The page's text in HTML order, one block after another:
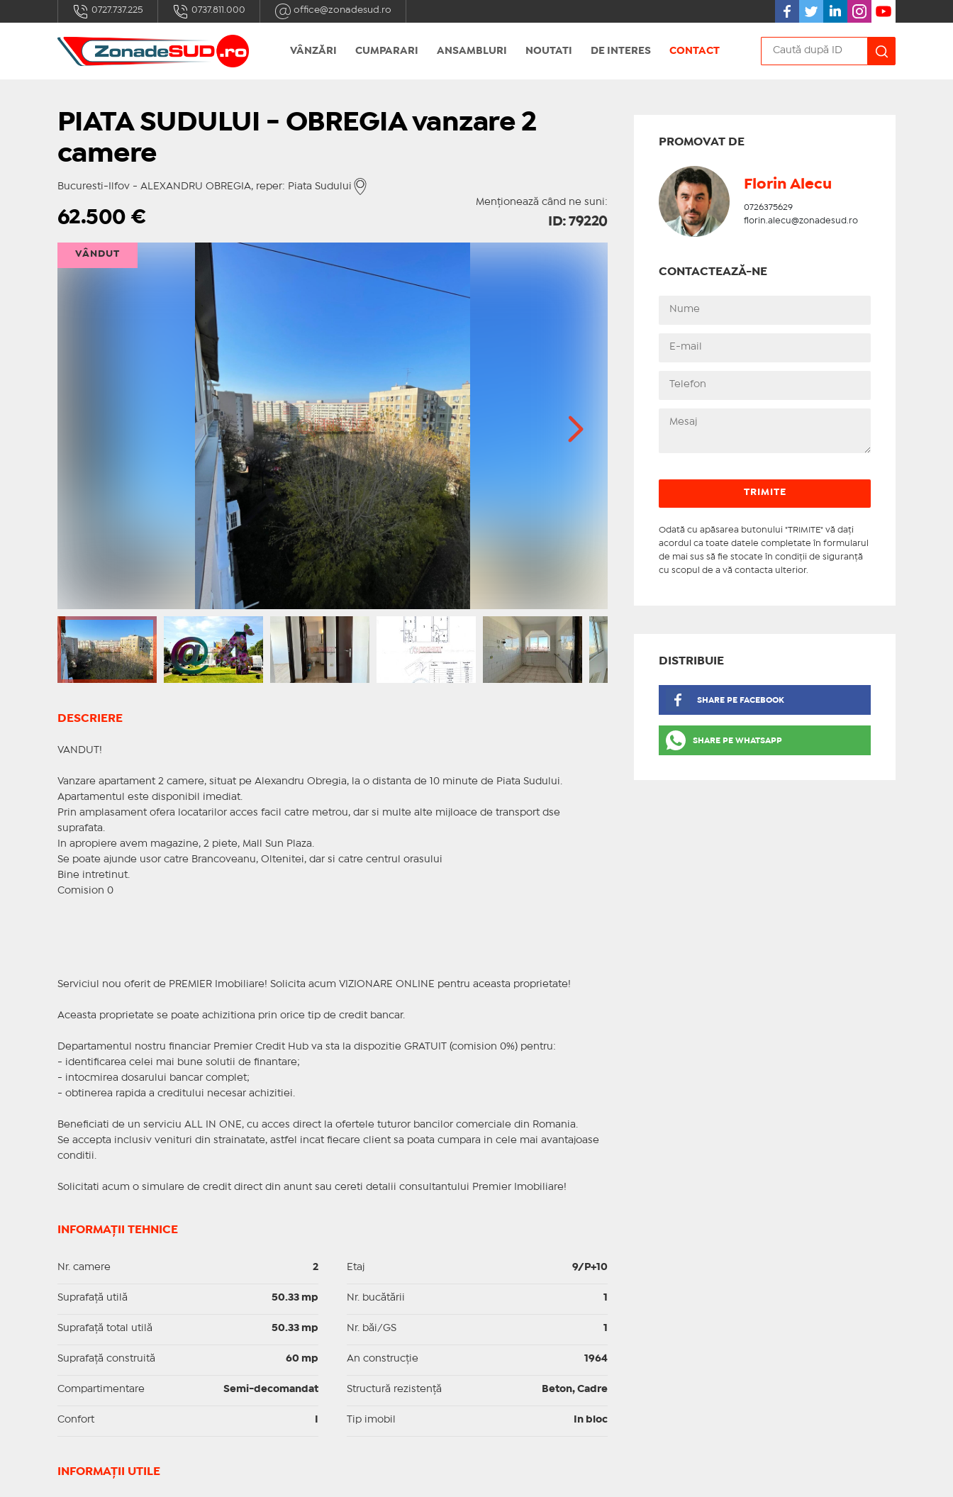
0727.737.225 0737.811.000 office@zonadesud.ro
VÂNZĂRI CUMPARARI ANSAMBLURI NOUTATI DE INTERES CONTACT
PIATA SUDULUI - OBREGIA vanzare 2
camere
Bucuresti-Ilfov - ALEXANDRU OBREGIA, reper: Piata Sudului
Menționează când ne suni:
62.500€ ID: 79220
VÂNDUT
DESCRIERE
VANDUT!
Vanzare apartament 2 camere, situat pe Alexandru Obregia, la o distanta de 10 minute de Piata Sudului.
Apartamentul este disponibil imediat.
Prin amplasament ofera locatarilor acces facil catre metrou, dar si multe alte mijloace de transport dse
suprafata.
In apropiere avem magazine, 2 piete, Mall Sun Plaza.
Se poate ajunde usor catre Brancoveanu, Oltenitei, dar si catre centrul orasului
Bine intretinut.
Comision 0
Serviciul nou oferit de PREMIER Imobiliare! Solicita acum VIZIONARE ONLINE pentru aceasta proprietate!
Aceasta proprietate se poate achizitiona prin orice tip de credit bancar.
Departamentul nostru financiar Premier Credit Hub va sta la dispozitie GRATUIT (comision 0%) pentru:
- identificarea celei mai bune solutii de finantare;
- intocmirea dosarului bancar complet;
- obtinerea rapida a creditului necesar achizitiei.
Beneficiati de un serviciu ALL IN ONE, cu acces direct la ofertele tuturor bancilor comerciale din Romania.
Se accepta inclusiv venituri din strainatate, astfel incat fiecare client sa poata cumpara in cele mai avantajoase
conditii.
Solicitati acum o simulare de credit direct din anunt sau cereti detalii consultantului Premier Imobiliare!
INFORMAȚII TEHNICE
Nr. camere 2
Suprafaţă utilă 50.33 mp
Suprafaţă total utilă 50.33 mp
Suprafaţă construită 60 mp
Compartimentare Semi-decomandat
Confort
Etaj 9/P+10
Nr. bucătării
Nr. băi/GS
An construcție 1964
Structură rezistență Beton, Cadre
Tip imobil In bloc
INFORMAŢII UTILE
PROMOVAT DE
Florin Alecu
0726375629
florin.alecu@zonadesud.ro
CONTACTEAZĂ-NE
Odată cu apăsarea butonului "TRIMITE" vă daţi
acordul ca toate datele completate în formularul
de mai sus să fie stocate în condiţii de siguranţă
cu scopul de a vă contacta ulterior.
DISTRIBUIE
SHARE PE FACEBOOK
SHARE PE WHATSAPP